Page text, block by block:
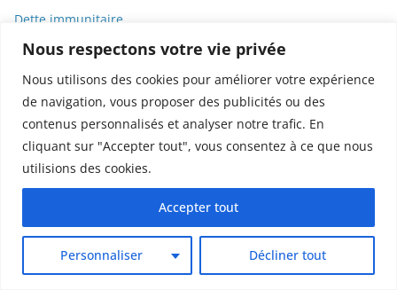
Nous respectons votre vie privée
Nous utilisons des cookies pour améliorer votre expérience
de navigation, vous proposer des publicités ou des
contenus personnalisés et analyser notre trafic. En
cliquant sur "Accepter tout", vous consentez à ce que nous
utilisions des cookies.
Personnaliser Décliner tout
Accepter tout
Dette immunitaire
Deux-roues
DGCCRF
Diabète
Didier Raoult
Diététique
Diffamation